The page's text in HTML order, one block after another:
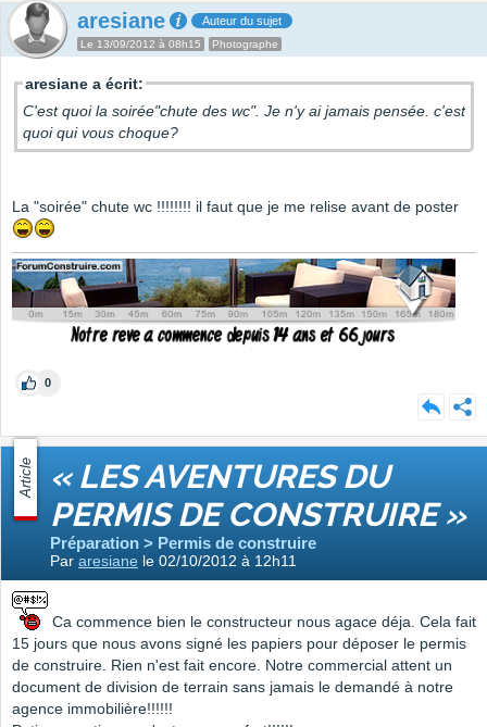
aresiane Auteur du sujet
Le 13/09/2012 à 08h15 Photographe
aresiane a écrit:
C'est quoi la soirée"chute des wc". Je n'y ai jamais pensée. c'est
quoi qui vous choque?
La "soirée" chute wc !!!!!!!! il faut que je me relise avant de poster
0
Article « LES AVENTURES DU
PERMIS DE CONSTRUIRE »
Préparation > Permis de construire
Par aresiane le 02/10/2012 à 12h11
Ca commence bien le constructeur nous agace déja. Cela fait
15 jours que nous avons signé les papiers pour déposer le permis
de construire. Rien n'est fait encore. Notre commercial attent un
document de division de terrain sans jamais le demandé à notre
agence immobilière!!!!!!